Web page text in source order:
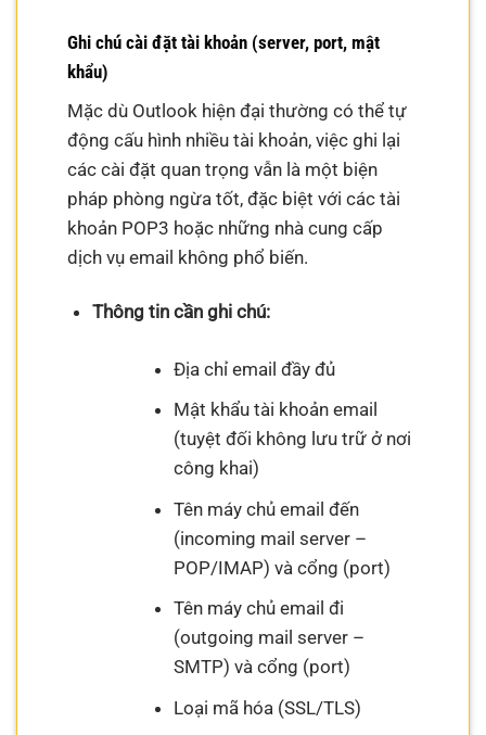
Ghi chú cài đặt tài khoản (server, port, mật
khẩu)
Mặc dù Outlook hiện đại thường có thể tự
động cấu hình nhiều tài khoản, việc ghi lại
các cài đặt quan trọng vẫn là một biện
pháp phòng ngừa tốt, đặc biệt với các tài
khoản POP3 hoặc những nhà cung cấp
dịch vụ email không phổ biến.
Thông tin cần ghi chú:
Địa chỉ email đầy đủ
Mật khẩu tài khoản email
(tuyệt đối không lưu trữ ở nơi
công khai)
Tên máy chủ email đến
(incoming mail server –
POP/IMAP) và cổng (port)
Tên máy chủ email đi
(outgoing mail server –
SMTP) và cổng (port)
Loại mã hóa (SSL/TLS)